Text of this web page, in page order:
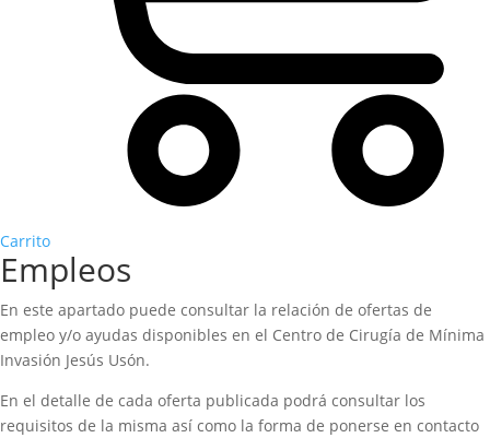
Carrito
Empleos
En este apartado puede consultar la relación de ofertas de
empleo y/o ayudas disponibles en el Centro de Cirugía de Mínima
Invasión Jesús Usón.
En el detalle de cada oferta publicada podrá consultar los
requisitos de la misma así como la forma de ponerse en contacto